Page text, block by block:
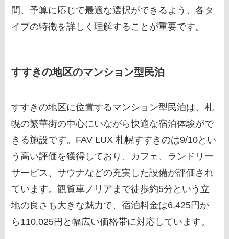
間、予算に応じて最適な選択ができるよう、各タ
イプの特徴を詳しく理解することが重要です。
すすきの地区のマンション型民泊
すすきの地区に位置するマンション型民泊は、札
幌の繁華街の中心にいながら快適な宿泊体験がで
きる施設です。FAV LUX 札幌すすきのは9/10とい
う高い評価を獲得しており、カフェ、ランドリー
サービス、サウナなどの充実した設備が評価され
ています。観覧車ノリアまで徒歩約5分という立
地の良さも大きな魅力で、宿泊料金は6,425円か
ら110,025円と幅広い価格帯に対応しています。